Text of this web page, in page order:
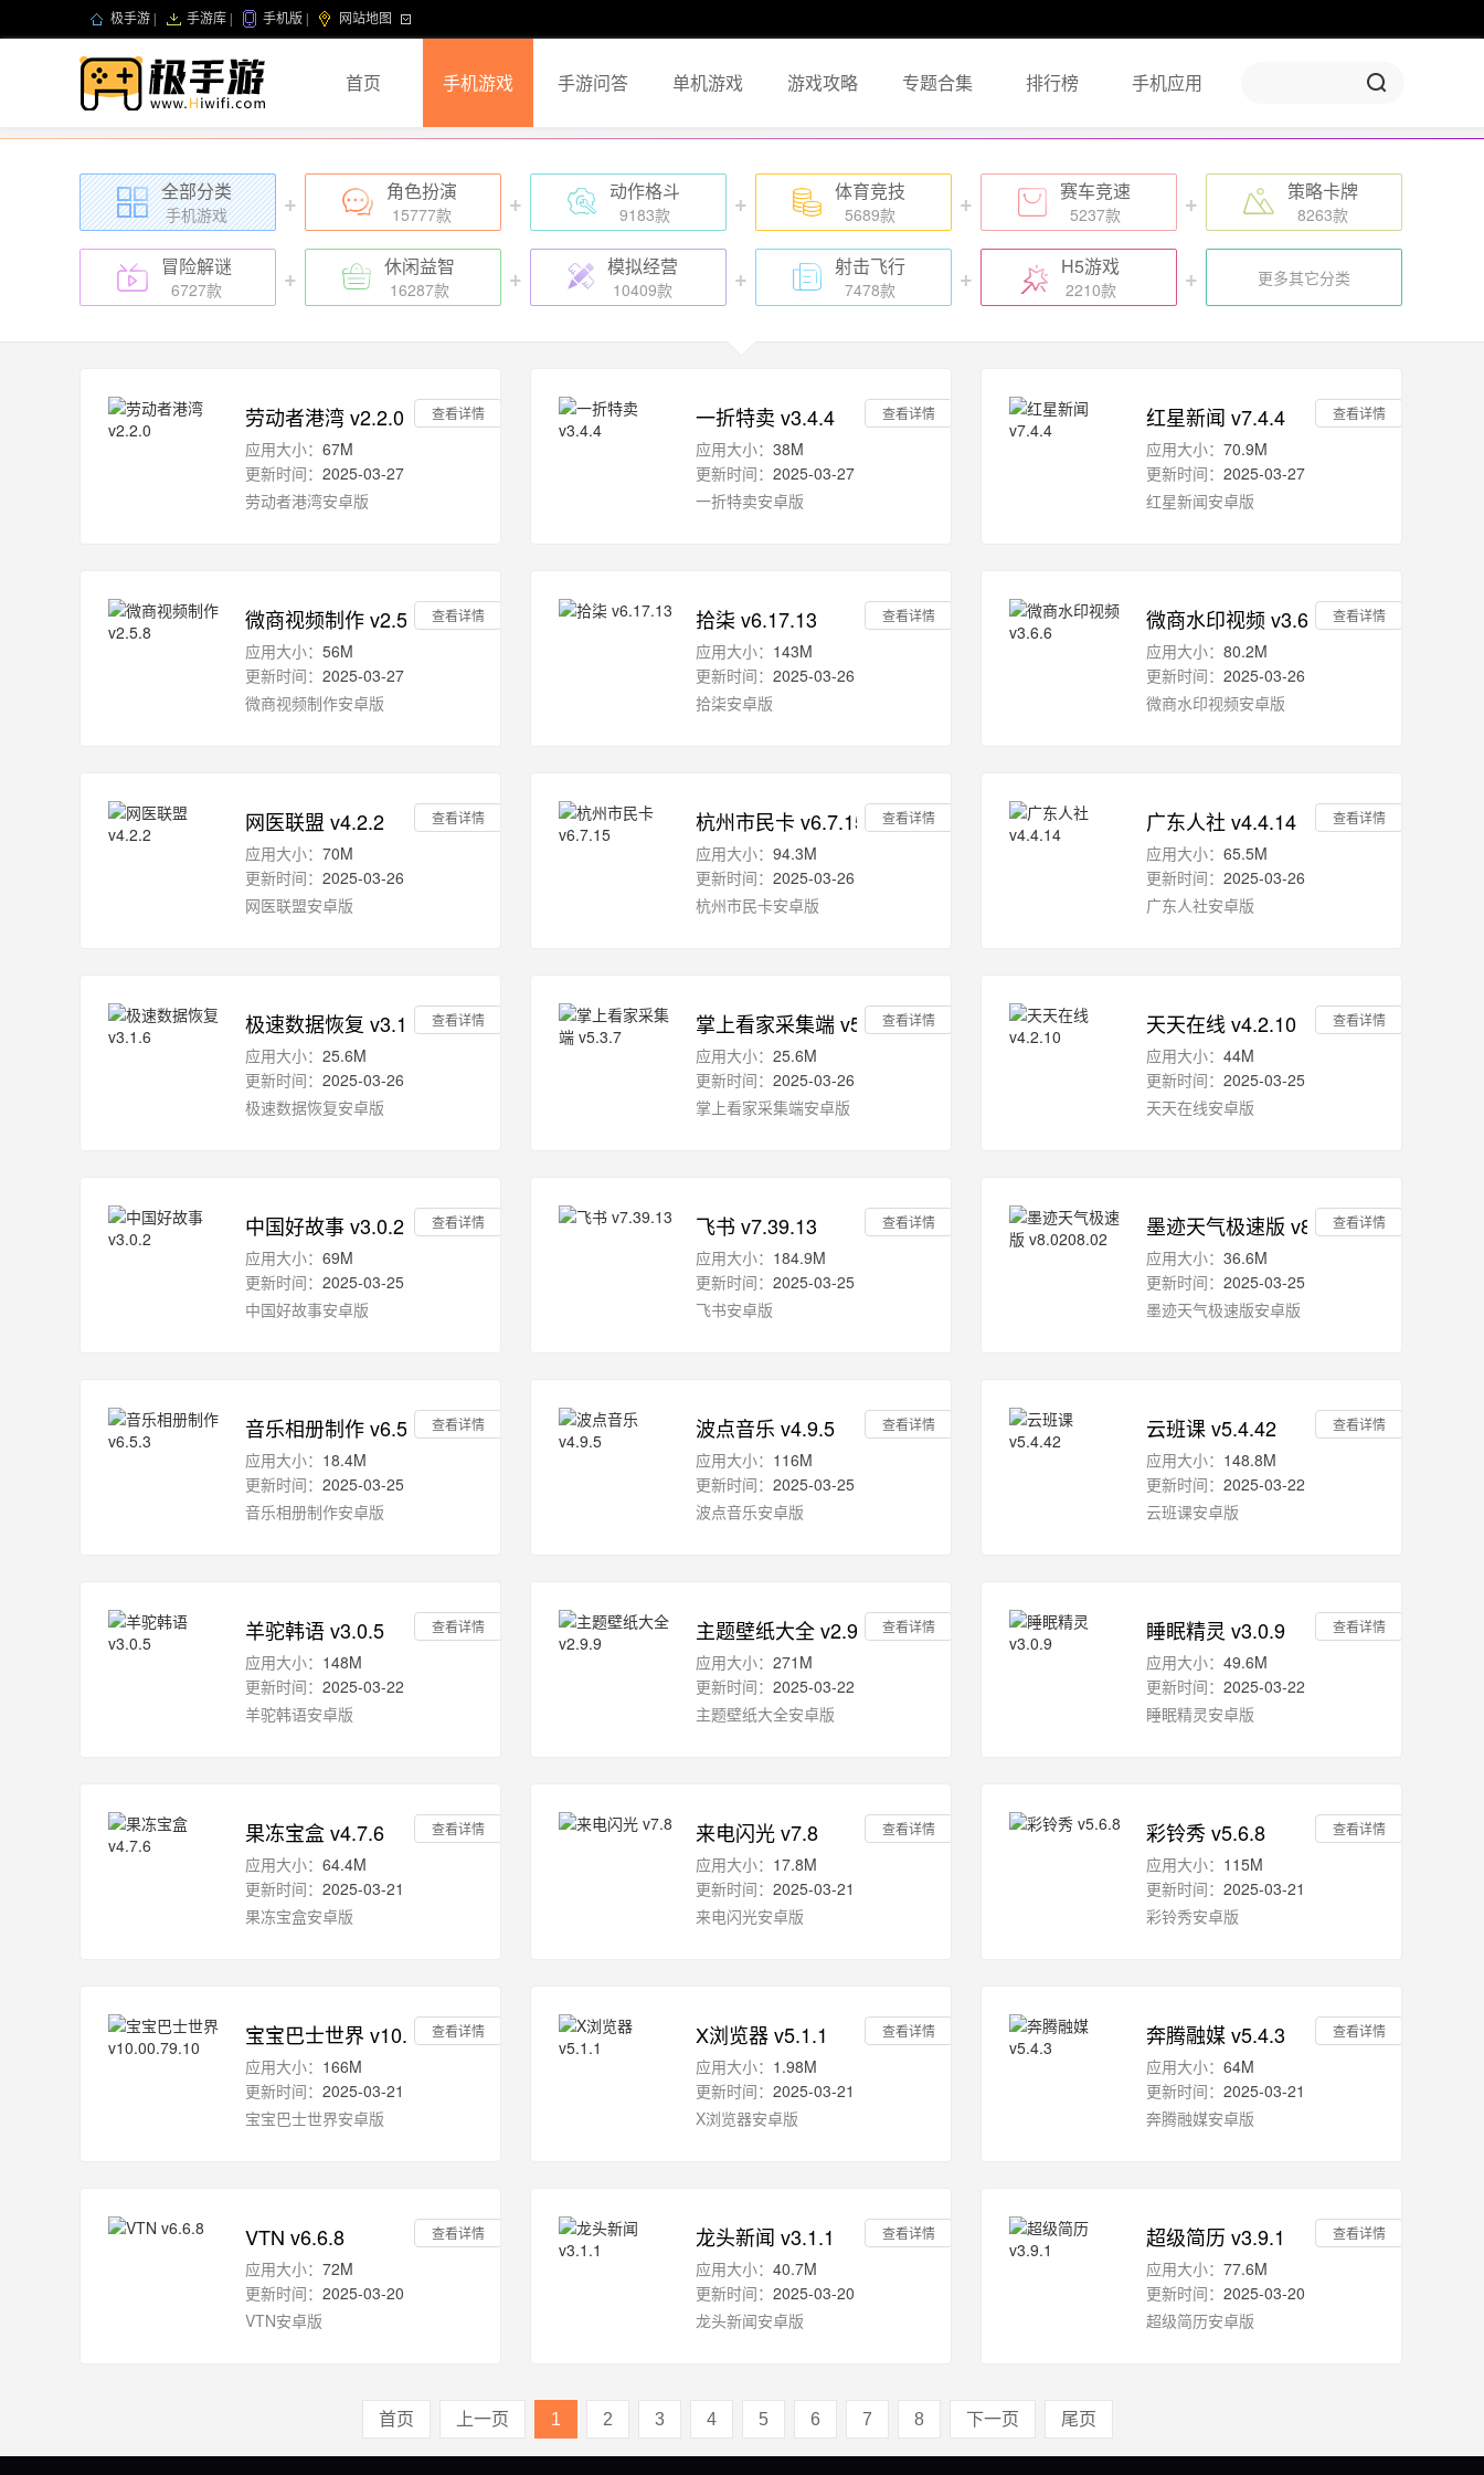
极手游 手游库 手机版 网站地图
首页 手机游戏 手游问答 单机游戏 游戏攻略 专题合集 排行榜 手机应用
全部分类
手机游戏 + 角色扮演
15777款 + 动作格斗
9183款 + 体育竞技
5689款 + 赛车竞速
5237款 + 策略卡牌
8263款
冒险解谜
6727款 + 休闲益智
16287款 + 模拟经营
10409款 + 射击飞行
7478款 + H5游戏
2210款 + 更多其它分类
劳动者港湾 v2.2.0
应用大小： 67M
更新时间： 2025-03-27
劳动者港湾安卓版
查看详情 一折特卖 v3.4.4
应用大小： 38M
更新时间： 2025-03-27
一折特卖安卓版
查看详情 红星新闻 v7.4.4
应用大小： 70.9M
更新时间： 2025-03-27
红星新闻安卓版
查看详情
微商视频制作 v2.5.8
应用大小： 56M
更新时间： 2025-03-27
微商视频制作安卓版
查看详情 拾柒 v6.17.13
应用大小： 143M
更新时间： 2025-03-26
拾柒安卓版
查看详情 微商水印视频 v3.6.6
应用大小： 80.2M
更新时间： 2025-03-26
微商水印视频安卓版
查看详情
网医联盟 v4.2.2
应用大小： 70M
更新时间： 2025-03-26
网医联盟安卓版
查看详情 杭州市民卡 v6.7.15
应用大小： 94.3M
更新时间： 2025-03-26
杭州市民卡安卓版
查看详情 广东人社 v4.4.14
应用大小： 65.5M
更新时间： 2025-03-26
广东人社安卓版
查看详情
极速数据恢复 v3.1.6
应用大小： 25.6M
更新时间： 2025-03-26
极速数据恢复安卓版
查看详情 掌上看家采集端 v5.3.7
应用大小： 25.6M
更新时间： 2025-03-26
掌上看家采集端安卓版
查看详情 天天在线 v4.2.10
应用大小： 44M
更新时间： 2025-03-25
天天在线安卓版
查看详情
中国好故事 v3.0.2
应用大小： 69M
更新时间： 2025-03-25
中国好故事安卓版
查看详情 飞书 v7.39.13
应用大小： 184.9M
更新时间： 2025-03-25
飞书安卓版
查看详情 墨迹天气极速版 v8.0208.02
应用大小： 36.6M
更新时间： 2025-03-25
墨迹天气极速版安卓版
查看详情
音乐相册制作 v6.5.3
应用大小： 18.4M
更新时间： 2025-03-25
音乐相册制作安卓版
查看详情 波点音乐 v4.9.5
应用大小： 116M
更新时间： 2025-03-25
波点音乐安卓版
查看详情 云班课 v5.4.42
应用大小： 148.8M
更新时间： 2025-03-22
云班课安卓版
查看详情
羊驼韩语 v3.0.5
应用大小： 148M
更新时间： 2025-03-22
羊驼韩语安卓版
查看详情 主题壁纸大全 v2.9.9
应用大小： 271M
更新时间： 2025-03-22
主题壁纸大全安卓版
查看详情 睡眠精灵 v3.0.9
应用大小： 49.6M
更新时间： 2025-03-22
睡眠精灵安卓版
查看详情
果冻宝盒 v4.7.6
应用大小： 64.4M
更新时间： 2025-03-21
果冻宝盒安卓版
查看详情 来电闪光 v7.8
应用大小： 17.8M
更新时间： 2025-03-21
来电闪光安卓版
查看详情 彩铃秀 v5.6.8
应用大小： 115M
更新时间： 2025-03-21
彩铃秀安卓版
查看详情
宝宝巴士世界 v10.00.79.10
应用大小： 166M
更新时间： 2025-03-21
宝宝巴士世界安卓版
查看详情 X浏览器 v5.1.1
应用大小： 1.98M
更新时间： 2025-03-21
X浏览器安卓版
查看详情 奔腾融媒 v5.4.3
应用大小： 64M
更新时间： 2025-03-21
奔腾融媒安卓版
查看详情
VTN v6.6.8
应用大小： 72M
更新时间： 2025-03-20
VTN安卓版
查看详情 龙头新闻 v3.1.1
应用大小： 40.7M
更新时间： 2025-03-20
龙头新闻安卓版
查看详情 超级简历 v3.9.1
应用大小： 77.6M
更新时间： 2025-03-20
超级简历安卓版
查看详情
首页 上一页 1 2 3 4 5 6 7 8 下一页 尾页